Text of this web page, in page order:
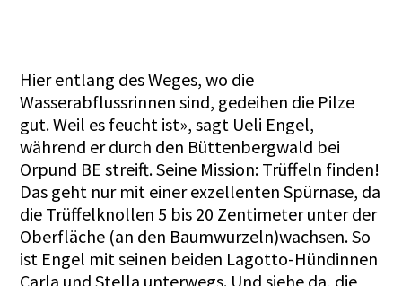
Hier entlang des Weges, wo die
Wasserabflussrinnen sind, gedeihen die Pilze
gut. Weil es feucht ist», sagt Ueli Engel,
während er durch den Büttenbergwald bei
Orpund BE streift. Seine Mission: Trüffeln finden!
Das geht nur mit einer exzellenten Spürnase, da
die Trüffelknollen 5 bis 20 Zentimeter unter der
Oberfläche (an den Baumwurzeln)wachsen. So
ist Engel mit seinen beiden Lagotto-Hündinnen
Carla und Stella unterwegs. Und siehe da, die